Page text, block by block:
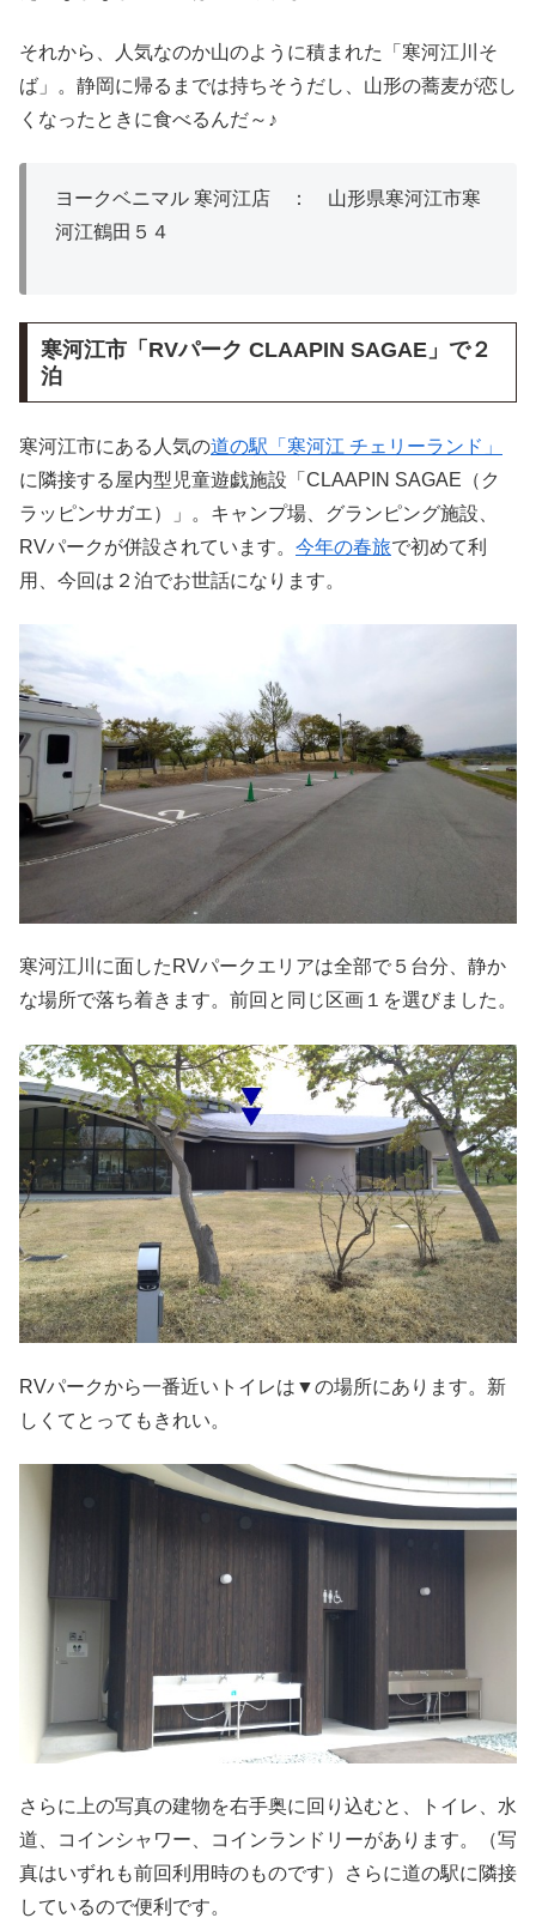
それから、人気なのか山のように積まれた「寒河江川そ
ば」。静岡に帰るまでは持ちそうだし、山形の蕎麦が恋し
くなったときに食べるんだ～♪
ヨークベニマル 寒河江店 ： 山形県寒河江市寒
河江鶴田５４
寒河江市「RVパーク CLAAPIN SAGAE」で２
泊
寒河江市にある人気の道の駅「寒河江 チェリーランド」
に隣接する屋内型児童遊戯施設「CLAAPIN SAGAE（ク
ラッピンサガエ）」。キャンプ場、グランピング施設、
RVパークが併設されています。 今年の春旅で初めて利
用、今回は２泊でお世話になります。
寒河江川に面したRVパークエリアは全部で５台分、静か
な場所で落ち着きます。前回と同じ区画１を選びました。
RVパークから一番近いトイレは▼の場所にあります。新
しくてとってもきれい。
さらに上の写真の建物を右手奥に回り込むと、トイレ、水
道、コインシャワー、コインランドリーがあります。（写
真はいずれも前回利用時のものです）さらに道の駅に隣接
しているので便利です。